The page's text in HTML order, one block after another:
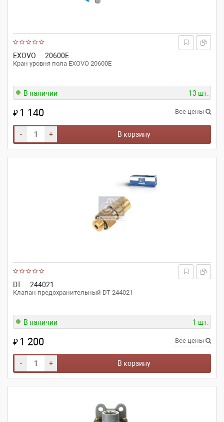
EXOVO 20600E
Кран уровня пола EXOVO 20600E
В наличии 13 шт.
₽1 140 Все цены
- + В корзину
DT 244021
Клапан предохранительный DT 244021
В наличии 1 шт.
₽1 200 Все цены
- + В корзину